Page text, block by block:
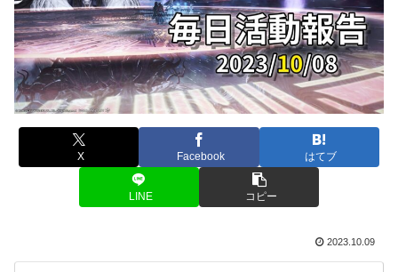
X Facebook はてブ
LINE コピー
2023.10.09